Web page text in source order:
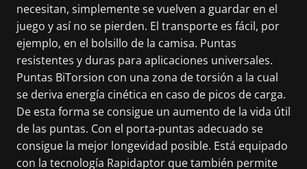
necesitan, simplemente se vuelven a guardar en el
juego y así no se pierden. El transporte es fácil, por
ejemplo, en el bolsillo de la camisa. Puntas
resistentes y duras para aplicaciones universales.
Puntas BiTorsion con una zona de torsión a la cual
se deriva energía cinética en caso de picos de carga.
De esta forma se consigue un aumento de la vida útil
de las puntas. Con el porta-puntas adecuado se
consigue la mejor longevidad posible. Está equipado
con la tecnología Rapidaptor que también permite